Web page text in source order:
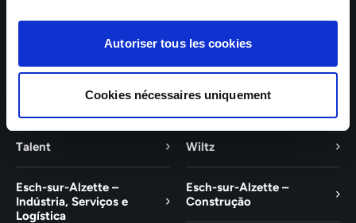
Autoriser tous les cookies
Cookies nécessaires uniquement
Ajuda e contacto
Talent Wiltz
Esch-sur-Alzette –
Indústria, Serviços e
Logística
Esch-sur-Alzette –
Construção